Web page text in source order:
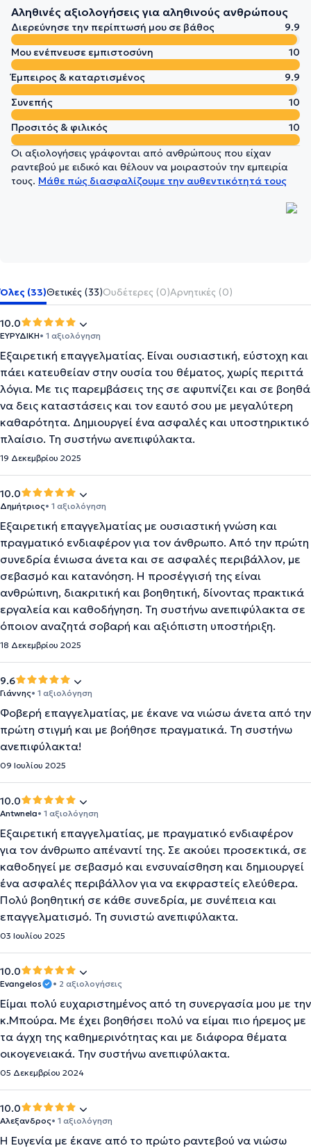
Αληθινές αξιολογήσεις για αληθινούς ανθρώπους
Διερεύνησε την περίπτωσή μου σε βάθος
9.9
Μου ενέπνευσε εμπιστοσύνη
10
Έμπειρος & καταρτισμένος
9.9
Συνεπής
10
Προσιτός & φιλικός
10
Οι αξιολογήσεις γράφονται από ανθρώπους που είχαν
ραντεβού με ειδικό και θέλουν να μοιραστούν την εμπειρία
τους. Μάθε πώς διασφαλίζουμε την αυθεντικότητά τους
Όλες (33)Θετικές (33)Ουδέτερες (0)Αρνητικές (0)
10.0
ΕΥΡΥΔΙΚΗ• 1 αξιολόγηση
Εξαιρετική επαγγελματίας. Είναι ουσιαστική, εύστοχη και
πάει κατευθείαν στην ουσία του θέματος, χωρίς περιττά
λόγια. Με τις παρεμβάσεις της σε αφυπνίζει και σε βοηθά
να δεις καταστάσεις και τον εαυτό σου με μεγαλύτερη
καθαρότητα. Δημιουργεί ένα ασφαλές και υποστηρικτικό
πλαίσιο. Τη συστήνω ανεπιφύλακτα.
19 Δεκεμβρίου 2025
10.0
Δημήτριος• 1 αξιολόγηση
Εξαιρετική επαγγελματίας με ουσιαστική γνώση και
πραγματικό ενδιαφέρον για τον άνθρωπο. Από την πρώτη
συνεδρία ένιωσα άνετα και σε ασφαλές περιβάλλον, με
σεβασμό και κατανόηση. Η προσέγγισή της είναι
ανθρώπινη, διακριτική και βοηθητική, δίνοντας πρακτικά
εργαλεία και καθοδήγηση. Τη συστήνω ανεπιφύλακτα σε
όποιον αναζητά σοβαρή και αξιόπιστη υποστήριξη.
18 Δεκεμβρίου 2025
9.6
Γιάννης• 1 αξιολόγηση
Φοβερή επαγγελματίας, με έκανε να νιώσω άνετα από την
πρώτη στιγμή και με βοήθησε πραγματικά. Τη συστήνω
ανεπιφύλακτα!
09 Ιουλίου 2025
10.0
Antwnela• 1 αξιολόγηση
Εξαιρετική επαγγελματίας, με πραγματικό ενδιαφέρον
για τον άνθρωπο απέναντί της. Σε ακούει προσεκτικά, σε
καθοδηγεί με σεβασμό και ενσυναίσθηση και δημιουργεί
ένα ασφαλές περιβάλλον για να εκφραστείς ελεύθερα.
Πολύ βοηθητική σε κάθε συνεδρία, με συνέπεια και
επαγγελματισμό. Τη συνιστώ ανεπιφύλακτα.
03 Ιουλίου 2025
10.0
Evangelos • 2 αξιολογήσεις
Είμαι πολύ ευχαριστημένος από τη συνεργασία μου με την
κ.Μπούρα. Με έχει βοηθήσει πολύ να είμαι πιο ήρεμος με
τα άγχη της καθημερινότητας και με διάφορα θέματα
οικογενειακά. Την συστήνω ανεπιφύλακτα.
05 Δεκεμβρίου 2024
10.0
Αλεξανδρος• 1 αξιολόγηση
Η Ευγενία με έκανε από το πρώτο ραντεβού να νιώσω